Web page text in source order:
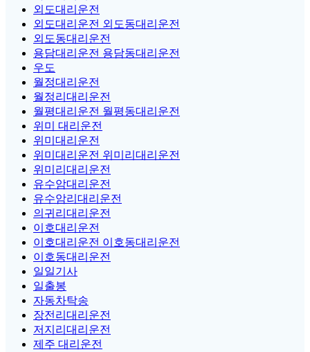
외도대리운전
외도대리운전 외도동대리운전
외도동대리운전
용담대리운전 용담동대리운전
우도
월정대리운전
월정리대리운전
월평대리운전 월평동대리운전
위미 대리운전
위미대리운전
위미대리운전 위미리대리운전
위미리대리운전
유수암대리운전
유수암리대리운전
의귀리대리운전
이호대리운전
이호대리운전 이호동대리운전
이호동대리운전
일일기사
일출봉
자동차탁송
장전리대리운전
저지리대리운전
제주 대리운전